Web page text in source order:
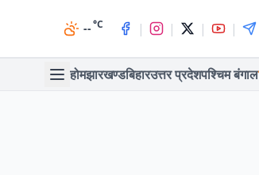
--°C | | | |
होमझारखण्डबिहारउत्तर प्रदेशपश्चिम बंगाल